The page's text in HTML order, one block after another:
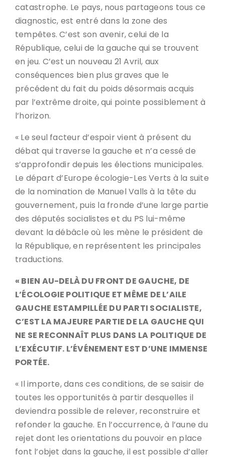
catastrophe. Le pays, nous partageons tous ce
diagnostic, est entré dans la zone des
tempêtes. C’est son avenir, celui de la
République, celui de la gauche qui se trouvent
en jeu. C’est un nouveau 21 Avril, aux
conséquences bien plus graves que le
précédent du fait du poids désormais acquis
par l’extrême droite, qui pointe possiblement à
l’horizon.
« Le seul facteur d’espoir vient à présent du
débat qui traverse la gauche et n’a cessé de
s’approfondir depuis les élections municipales.
Le départ d’Europe écologie-Les Verts à la suite
de la nomination de Manuel Valls à la tête du
gouvernement, puis la fronde d’une large partie
des députés socialistes et du PS lui-même
devant la débâcle où les mène le président de
la République, en représentent les principales
traductions.
« BIEN AU-DELÀ DU FRONT DE GAUCHE, DE
L’ÉCOLOGIE POLITIQUE ET MÊME DE L’AILE
GAUCHE ESTAMPILLÉE DU PARTI SOCIALISTE,
C’EST LA MAJEURE PARTIE DE LA GAUCHE QUI
NE SE RECONNAÎT PLUS DANS LA POLITIQUE DE
L’EXÉCUTIF. L’ÉVÉNEMENT EST D’UNE IMMENSE
PORTÉE.
« Il importe, dans ces conditions, de se saisir de
toutes les opportunités à partir desquelles il
deviendra possible de relever, reconstruire et
refonder la gauche. En l’occurrence, à l’aune du
rejet dont les orientations du pouvoir en place
font l’objet dans la gauche, il est possible d’aller